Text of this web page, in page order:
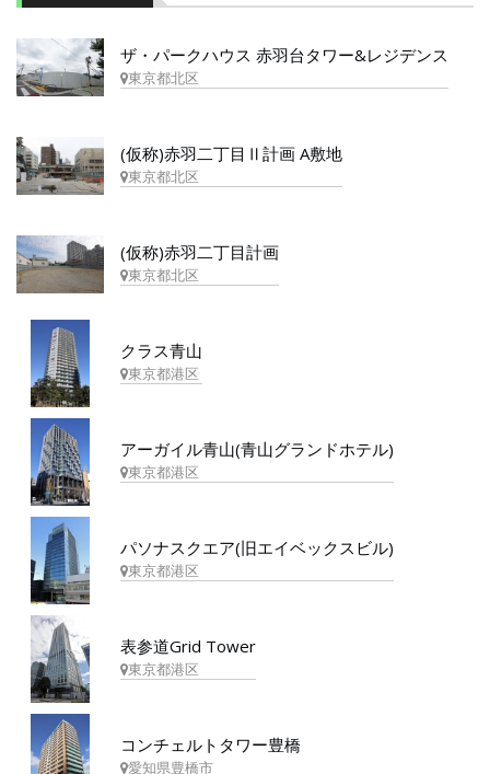
ザ・パークハウス 赤羽台タワー&レジデンス
東京都北区
(仮称)赤羽二丁目Ⅱ計画 A敷地
東京都北区
(仮称)赤羽二丁目計画
東京都北区
クラス青山
東京都港区
アーガイル青山(青山グランドホテル)
東京都港区
パソナスクエア(旧エイベックスビル)
東京都港区
表参道Grid Tower
東京都港区
コンチェルトタワー豊橋
愛知県豊橋市